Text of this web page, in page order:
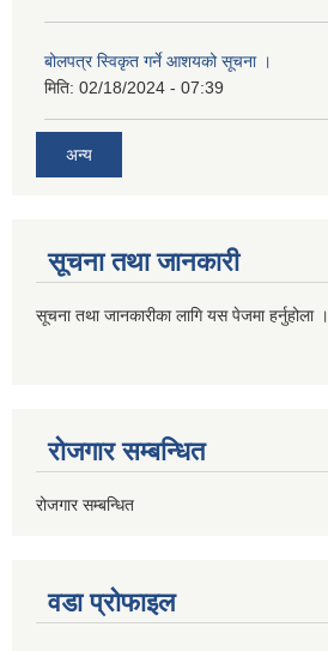
बोलपत्र स्विकृत गर्ने आशयको सूचना ।
मिति: 02/18/2024 - 07:39
अन्य
सूचना तथा जानकारी
सूचना तथा जानकारीका लागि यस पेजमा हर्नुहोला ।
रोजगार सम्बन्धित
रोजगार सम्बन्धित
वडा प्रोफाइल